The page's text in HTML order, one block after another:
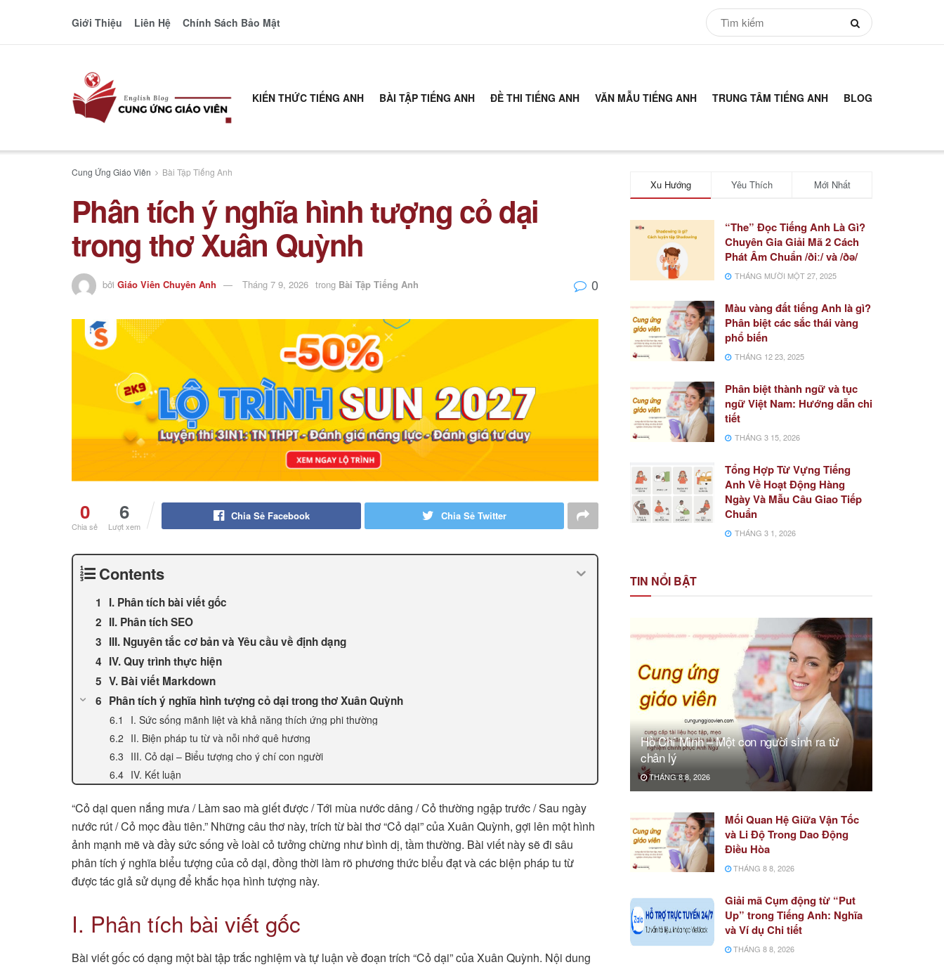
Giới Thiệu Liên Hệ Chính Sách Bảo Mật
KIẾN THỨC TIẾNG ANH BÀI TẬP TIẾNG ANH ĐỀ THI TIẾNG ANH VĂN MẪU TIẾNG ANH TRUNG TÂM TIẾNG ANH BLOG
Cung Ứng Giáo Viên Bài Tập Tiếng Anh
Phân tích ý nghĩa hình tượng cỏ dại
trong thơ Xuân Quỳnh
bởi Giáo Viên Chuyên Anh Tháng 7 9, 2026 trong Bài Tập Tiếng Anh 0
0
Chia sẻ
6
Lượt xem
Chia Sẻ Facebook Chia Sẻ Twitter
Contents
I. Phân tích bài viết gốc
II. Phân tích SEO
III. Nguyên tắc cơ bản và Yêu cầu về định dạng
IV. Quy trình thực hiện
V. Bài viết Markdown
Phân tích ý nghĩa hình tượng cỏ dại trong thơ Xuân Quỳnh
I. Sức sống mãnh liệt và khả năng thích ứng phi thường
II. Biện pháp tu từ và nỗi nhớ quê hương
III. Cỏ dại – Biểu tượng cho ý chí con người
IV. Kết luận
“Cỏ dại quen nắng mưa / Làm sao mà giết được / Tới mùa nước dâng / Cỏ thường ngập trước / Sau ngày
nước rút / Cỏ mọc đầu tiên.” Những câu thơ này, trích từ bài thơ “Cỏ dại” của Xuân Quỳnh, gợi lên một hình
ảnh mạnh mẽ và đầy sức sống về loài cỏ tưởng chừng như bình dị, tầm thường. Bài viết này sẽ đi sâu
phân tích ý nghĩa biểu tượng của cỏ dại, đồng thời làm rõ phương thức biểu đạt và các biện pháp tu từ
được tác giả sử dụng để khắc họa hình tượng này.
I. Phân tích bài viết gốc
Bài viết gốc có dạng một bài tập trắc nghiệm và tự luận về đoạn trích “Cỏ dại” của Xuân Quỳnh. Nội dung
Xu Hướng Yêu Thích Mới Nhất
“The” Đọc Tiếng Anh Là Gì?
Chuyên Gia Giải Mã 2 Cách
Phát Âm Chuẩn /ðiː/ và /ðə/
THÁNG MƯỜI MỘT 27, 2025
Màu vàng đất tiếng Anh là gì?
Phân biệt các sắc thái vàng
phổ biến
THÁNG 12 23, 2025
Phân biệt thành ngữ và tục
ngữ Việt Nam: Hướng dẫn chi
tiết
THÁNG 3 15, 2026
Tổng Hợp Từ Vựng Tiếng
Anh Về Hoạt Động Hàng
Ngày Và Mẫu Câu Giao Tiếp
Chuẩn
THÁNG 3 1, 2026
TIN NỔI BẬT
Hồ Chí Minh – Một con người sinh ra từ
chân lý
THÁNG 8 8, 2026
Mối Quan Hệ Giữa Vận Tốc
và Li Độ Trong Dao Động
Điều Hòa
THÁNG 8 8, 2026
Giải mã Cụm động từ “Put
Up” trong Tiếng Anh: Nghĩa
và Ví dụ Chi tiết
THÁNG 8 8, 2026